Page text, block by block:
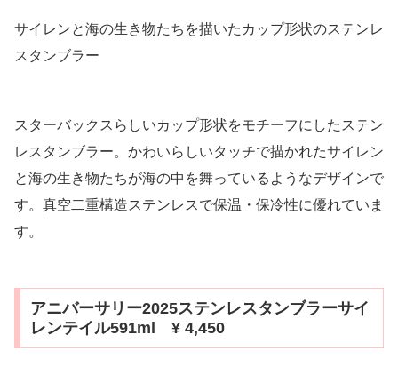
サイレンと海の生き物たちを描いたカップ形状のステンレ
スタンブラー
スターバックスらしいカップ形状をモチーフにしたステン
レスタンブラー。かわいらしいタッチで描かれたサイレン
と海の生き物たちが海の中を舞っているようなデザインで
す。真空二重構造ステンレスで保温・保冷性に優れていま
す。
アニバーサリー2025ステンレスタンブラーサイ
レンテイル591ml ¥ 4,450